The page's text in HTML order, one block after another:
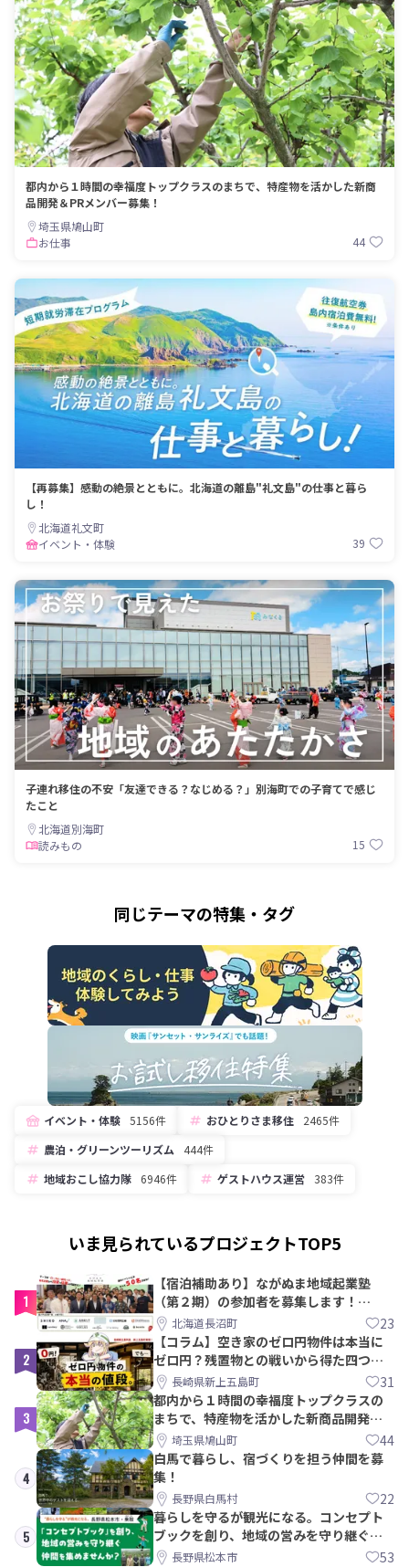
都内から１時間の幸福度トップクラスのまちで、特産物を活かした新商
品開発＆PRメンバー募集！
埼玉県鳩山町
お仕事
44
【再募集】感動の絶景とともに。北海道の離島"礼文島"の仕事と暮ら
し！
北海道礼文町
イベント・体験
39
子連れ移住の不安「友達できる？なじめる？」別海町での子育てで感じ
たこと
北海道別海町
読みもの
15
同じテーマの特集・タグ
イベント・体験 5156件 おひとりさま移住
2465件
農泊・グリーンツーリズム
444件
地域おこし協力隊
6946件 ゲストハウス運営 383件
いま見られているプロジェクトTOP5
1
【宿泊補助あり】ながぬま地域起業塾
（第２期）の参加者を募集します！
【8/21〆】
北海道長沼町 23
2
【コラム】空き家のゼロ円物件は本当に
ゼロ円？残置物との戦いから得た四つの
教訓｜新上五島町
長崎県新上五島町 31
3
都内から１時間の幸福度トップクラスの
まちで、特産物を活かした新商品開発＆
PRメンバー募集！
埼玉県鳩山町 44
4
白馬で暮らし、宿づくりを担う仲間を募
集！
長野県白馬村 22
5
暮らしを守るが観光になる。コンセプト
ブックを創り、地域の営みを守り継ぐ仲
間を集めませんか？
長野県松本市 53